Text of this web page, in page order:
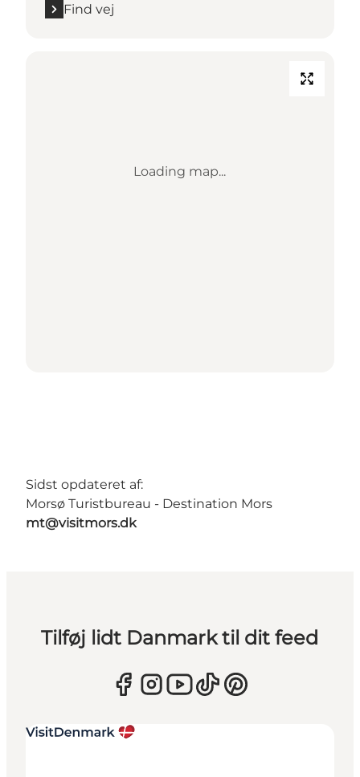
Find vej
Loading map...
Sidst opdateret af:
Morsø Turistbureau - Destination Mors
mt@visitmors.dk
Tilføj lidt Danmark til dit feed